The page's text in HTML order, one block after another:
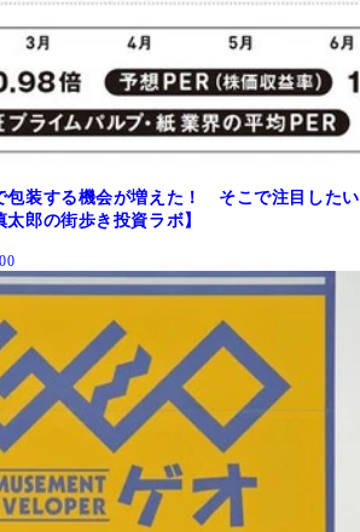
包装する機会が増えた！ そこで注目したい
郎の街歩き投資ラボ】